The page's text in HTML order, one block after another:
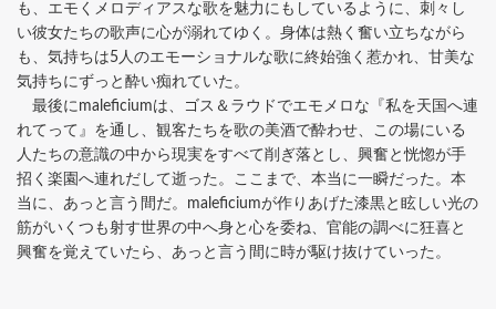
も、エモくメロディアスな歌を魅力にもしているように、刺々し
い彼女たちの歌声に心が溺れてゆく。身体は熱く奮い立ちながら
も、気持ちは5人のエモーショナルな歌に終始強く惹かれ、甘美な
気持ちにずっと酔い痴れていた。
最後にmaleficiumは、ゴス＆ラウドでエモメロな『私を天国へ連
れてって』を通し、観客たちを歌の美酒で酔わせ、この場にいる
人たちの意識の中から現実をすべて削ぎ落とし、興奮と恍惚が手
招く楽園へ連れだして逝った。ここまで、本当に一瞬だった。本
当に、あっと言う間だ。maleficiumが作りあげた漆黒と眩しい光の
筋がいくつも射す世界の中へ身と心を委ね、官能の調べに狂喜と
興奮を覚えていたら、あっと言う間に時が駆け抜けていった。